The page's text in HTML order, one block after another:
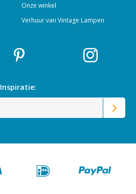
Onze winkel
Verhuur van Vintage Lampen
Inspiratie: